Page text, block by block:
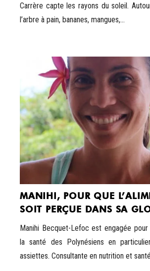
Carrère capte les rayons du soleil.
l’arbre à pain, bananes, mangues,...
MANIHI, POUR QUE
SOIT PERÇUE DANS SA
Manihi Becquet-Lefoc est engagée pour
la santé des Polynésiens en
assiettes. Consultante en nutrition et